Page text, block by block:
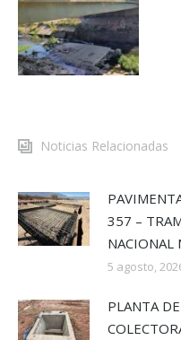
Noticias Relacionadas
357 –
NACIONAL
5 agosto,
PLANTA